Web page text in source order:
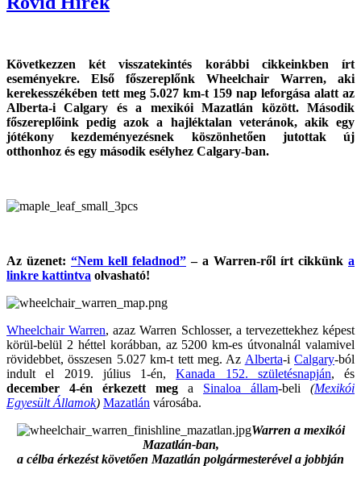
Következzen két visszatekintés korábbi cikkeinkben írt
eseményekre. Első főszereplőnk Wheelchair Warren, aki
kerekesszékében tett meg 5.027 km-t 159 nap leforgása alatt az
Alberta-i Calgary és a mexikói Mazatlán között. Második
főszereplőink pedig azok a hajléktalan veteránok, akik egy
jótékony kezdeményezésnek köszönhetően jutottak új
otthonhoz és egy második esélyhez Calgary-ban.
Az üzenet: “Nem kell feladnod” – a Warren-ről írt cikkünk a
linkre kattintva olvasható!
Wheelchair Warren, azaz Warren Schlosser, a tervezettekhez képest
körül-belül 2 héttel korábban, az 5200 km-es útvonalnál valamivel
rövidebbet, összesen 5.027 km-t tett meg. Az Alberta-i Calgary-ból
indult el 2019. július 1-én,Kanada 152. születésnapján, és
december 4-én érkezett meg a Sinaloa állam-beli (Mexikói
Egyesült Államok) Mazatlán városába.
Warren a mexikói
Mazatlán-ban,
a célba érkezést követően Mazatlán polgármesterével a jobbján